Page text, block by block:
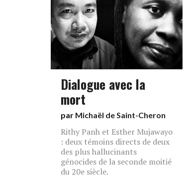
Dialogue avec la
mort
par Michaël de Saint-Cheron
Rithy Panh et Esther Mujawayo
: deux témoins directs de deux
des plus hallucinants
génocides de la seconde moitié
du 20e siècle.